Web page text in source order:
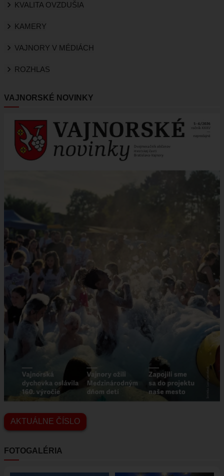
KVALITA OVZDUŠIA
KAMERY
VAJNORY V MÉDIÁCH
ROZHLAS
VAJNORSKÉ NOVINKY
Obrázok
AKTUÁLNE ČÍSLO
FOTOGALÉRIA